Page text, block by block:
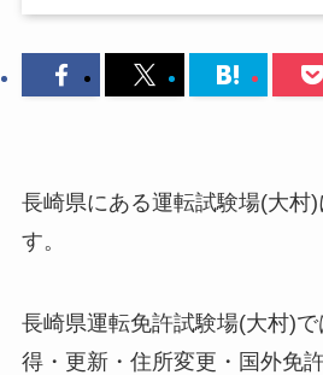
長崎県にある運転試験場(大村
す。
長崎県運転免許試験場(大村)
得・更新・住所変更・国外免